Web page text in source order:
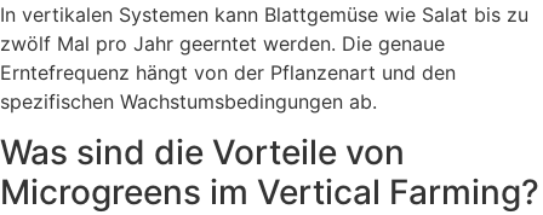
In vertikalen Systemen kann Blattgemüse wie Salat bis zu
zwölf Mal pro Jahr geerntet werden. Die genaue
Erntefrequenz hängt von der Pflanzenart und den
spezifischen Wachstumsbedingungen ab.
Was sind die Vorteile von
Microgreens im Vertical Farming?